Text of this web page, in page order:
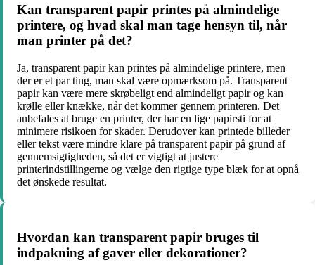
Kan transparent papir printes på almindelige
printere, og hvad skal man tage hensyn til, når
man printer på det?
Ja, transparent papir kan printes på almindelige printere, men
der er et par ting, man skal være opmærksom på. Transparent
papir kan være mere skrøbeligt end almindeligt papir og kan
krølle eller knække, når det kommer gennem printeren. Det
anbefales at bruge en printer, der har en lige papirsti for at
minimere risikoen for skader. Derudover kan printede billeder
eller tekst være mindre klare på transparent papir på grund af
gennemsigtigheden, så det er vigtigt at justere
printerindstillingerne og vælge den rigtige type blæk for at opnå
det ønskede resultat.
Hvordan kan transparent papir bruges til
indpakning af gaver eller dekorationer?